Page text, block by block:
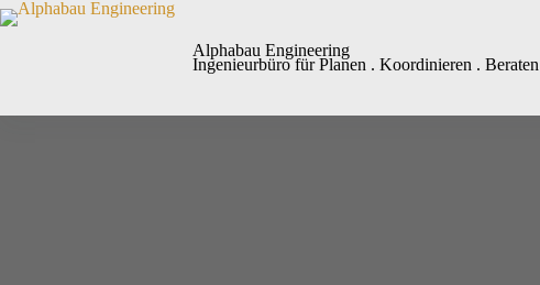
Alphabau Engineering
Ingenieurbüro für Planen . Koordinieren . Beraten